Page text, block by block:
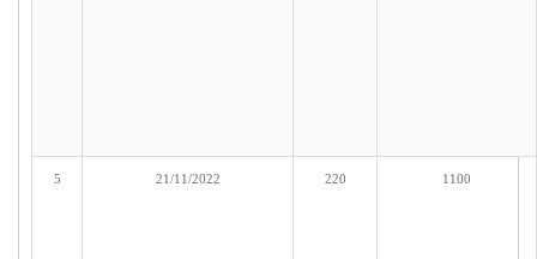
5 21/11/2022 220 1100